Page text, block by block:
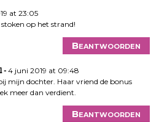
at 23:05
op het strand!
Beantwoorden
4 juni 2019 at 09:48
mijn dochter. Haar vriend de bonus
meer dan verdient.
Beantwoorden